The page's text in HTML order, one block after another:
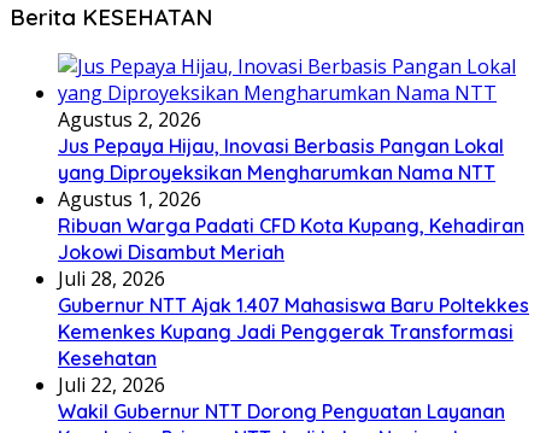
Berita KESEHATAN
Agustus 2, 2026
Jus Pepaya Hijau, Inovasi Berbasis Pangan Lokal
yang Diproyeksikan Mengharumkan Nama NTT
Agustus 1, 2026
Ribuan Warga Padati CFD Kota Kupang, Kehadiran
Jokowi Disambut Meriah
Juli 28, 2026
Gubernur NTT Ajak 1.407 Mahasiswa Baru Poltekkes
Kemenkes Kupang Jadi Penggerak Transformasi
Kesehatan
Juli 22, 2026
Wakil Gubernur NTT Dorong Penguatan Layanan